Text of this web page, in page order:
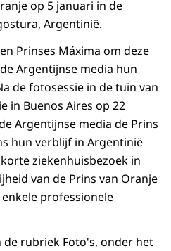
op 5 januari in de
Argentinië.
Prinses Máxima om deze
Argentijnse media hun
de fotosessie in de tuin van
in Buenos Aires op 22
Argentijnse media de Prins
hun verblijf in Argentinië
ziekenhuisbezoek in
van de Prins van Oranje
professionele
rubriek Foto's, onder het